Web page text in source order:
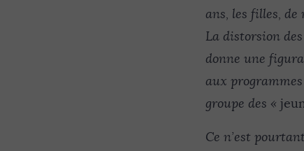
ans, les filles,
La distorsion
donne une
aux
groupe des «
Ce n’est